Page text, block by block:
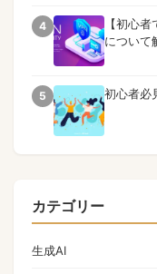
4
【初心
について
5 初心者必
カテゴリー
生成AI